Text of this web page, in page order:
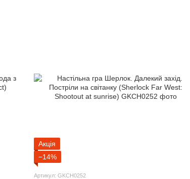
Акція
−14%
Артикул: GKCH0252